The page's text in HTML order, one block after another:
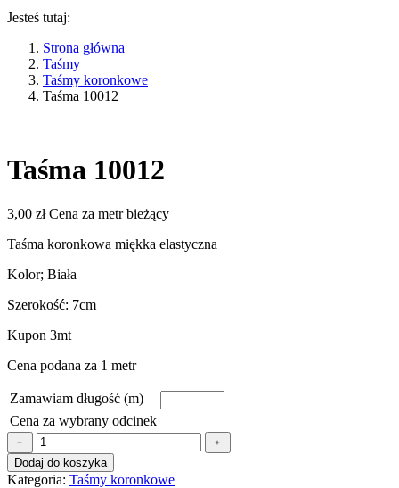
Jesteś tutaj:
Strona główna
Taśmy
Taśmy koronkowe
Taśma 10012
Taśma 10012
3,00 złCena za metr bieżący
Taśma koronkowa miękka elastyczna
Kolor; Biała
Szerokość: 7cm
Kupon 3mt
Cena podana za 1 metr
Zamawiam długość (m)
Cena za wybrany odcinek
ilość
Taśma
10012
﹣
﹢
Dodaj do koszyka
Kategoria: Taśmy koronkowe